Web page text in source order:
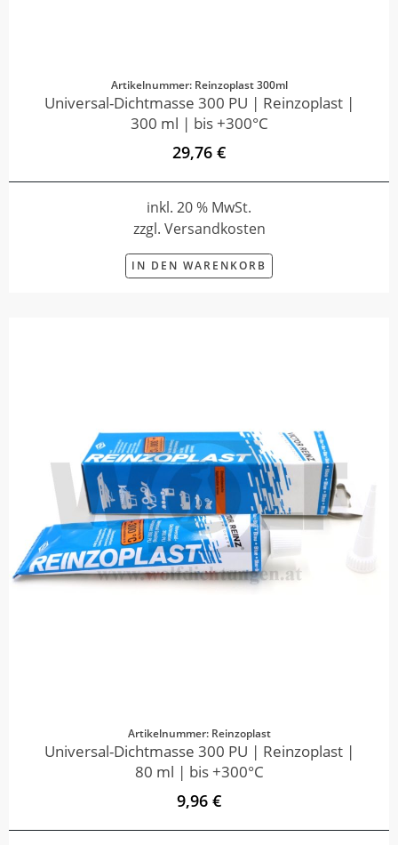
Artikelnummer: Reinzoplast 300ml
Universal-Dichtmasse 300 PU | Reinzoplast |
300 ml | bis +300°C
29,76 €
inkl. 20 % MwSt.
zzgl. Versandkosten
IN DEN WARENKORB
Artikelnummer: Reinzoplast
Universal-Dichtmasse 300 PU | Reinzoplast |
80 ml | bis +300°C
9,96 €